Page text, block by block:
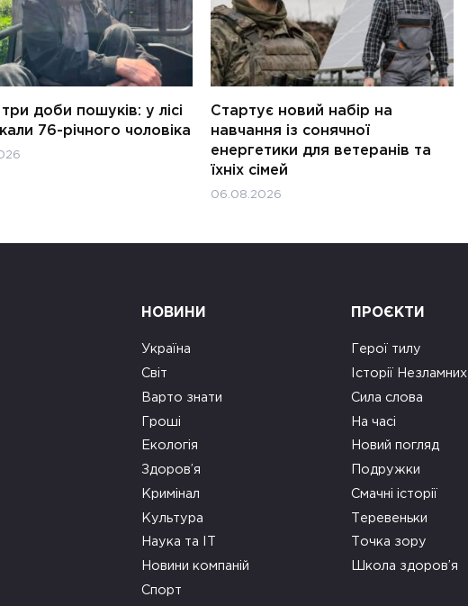
доби пошуків: у лісі
76-річного чоловіка
Стартує новий набір на
навчання із сонячної
енергетики для ветеранів та
їхніх сімей
06.08.2026
НОВИНИ
Україна
Світ
Варто знати
Гроші
Екологія
Здоров’я
Кримінал
Культура
Наука та ІТ
Новини компаній
Спорт
ПРОЄКТИ
Герої тилу
Історії Незламних
Сила слова
На часі
Новий погляд
Подружки
Смачні історії
Теревеньки
Точка зору
Школа здоров’я